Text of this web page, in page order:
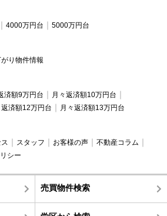
4000万円台 5000万円台
り物件情報
済額9万円台
月々返済額10万円台
返済額12万円台 月々返済額13万円台
スタッフ お客様の声
不動産コラム
シー
売買物件検索